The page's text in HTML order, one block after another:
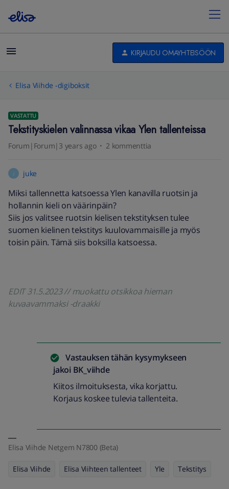
KIRJAUDU OMAYHTEISÖÖN
Elisa Viihde -digiboksit
VASTATTU
Tekstityskielen valinnassa vikaa Ylen tallenteissa
Forum|Forum|3 years ago 2 kommenttia
juke
Miksi tallennetta katsoessa Ylen kanavilla ruotsin ja
hollannin kieli on väärinpäin?
Siis jos valitsee ruotsin kielisen tekstityksen tulee
suomen kielinen tekstitys kuulovammaisille ja myös
toisin päin. Tämä siis boksilla katsoessa.
EDIT 31.5.2023 // muokattu otsikkoa hieman
kuvaavammaksi -draakki
Vastauksen tähän kysymykseen
jakoi BK_viihde
Kiitos ilmoituksesta, vika korjattu.
Korjaus koskee tulevia tallenteita.
Elisa Viihde Netgem N7800 (Beta)
Elisa Viihde Elisa Viihteen tallenteet Yle Tekstitys